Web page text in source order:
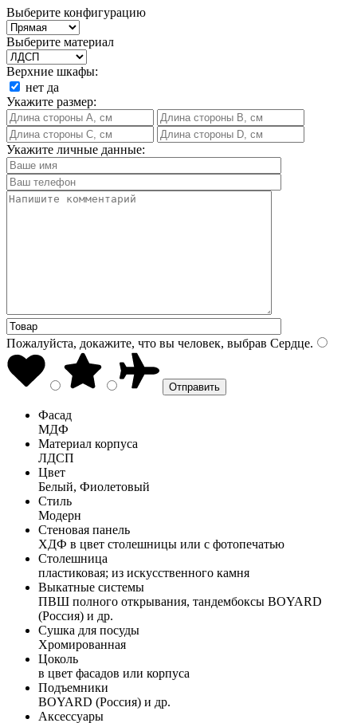
Выберите конфигурацию
Выберите материал
Верхние шкафы:
нет да
Укажите размер:
Укажите личные данные:
Пожалуйста, докажите, что вы человек, выбрав Сердце.
Фасад
МДФ
Материал корпуса
ЛДСП
Цвет
Белый, Фиолетовый
Стиль
Модерн
Стеновая панель
ХДФ в цвет столешницы или с фотопечатью
Столешница
пластиковая; из искусственного камня
Выкатные системы
ПВШ полного открывания, тандембоксы BOYARD
(Россия) и др.
Сушка для посуды
Хромированная
Цоколь
в цвет фасадов или корпуса
Подъемники
BOYARD (Россия) и др.
Аксессуары